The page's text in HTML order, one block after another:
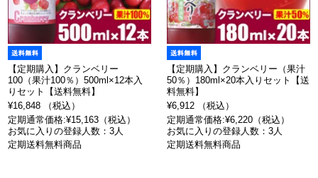
【定期購入】クランベリー
100（果汁100％）500ml×12本入
りセット【送料無料】
¥16,848 （税込）
定期通常価格:¥15,163（税込）
お気に入りの登録人数：3人
定期送料無料商品
【定期購入】クランベリー（果汁
50％）180ml×20本入りセット【送
料無料】
¥6,912 （税込）
定期通常価格:¥6,220（税込）
お気に入りの登録人数：3人
定期送料無料商品